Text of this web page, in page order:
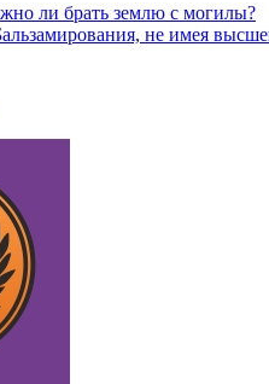
ли брать землю с могилы?
не имея